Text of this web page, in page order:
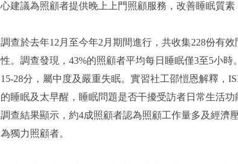
心建議為照顧者提供晚上上門照顧服務，改善睡眠質
調查於去年12月至今年2月期間進行，共收集228份有
性。調查發現，43%的照顧者平均每日睡眠僅3至5小
15-28分，屬中度及嚴重失眠。實習社工邵愷恩解釋，
的睡眠及太早醒，睡眠問題是否干擾受訪者日常生活
調查結果顯示，約4成照顧者認為照顧工作量多及經濟
為獨力照顧者。